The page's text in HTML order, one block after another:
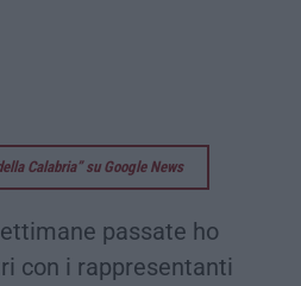
Calabria” su Google News
passate ho
con i rappresentanti